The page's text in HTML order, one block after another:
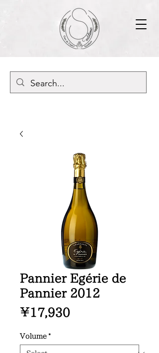
Pannier Egérie de
Pannier 2012
¥17,930Price
Volume *